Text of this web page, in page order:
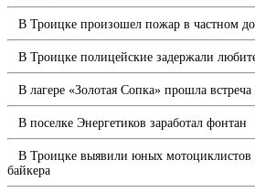
В Троицке произошел пожар в частном
В Троицке полицейские задержали
В лагере «Золотая Сопка» прошла
В поселке Энергетиков заработал фонтан
В Троицке выявили юных мотоциклистов
байкера